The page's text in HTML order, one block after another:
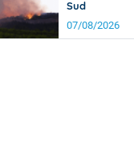
Sud
07/08/2026